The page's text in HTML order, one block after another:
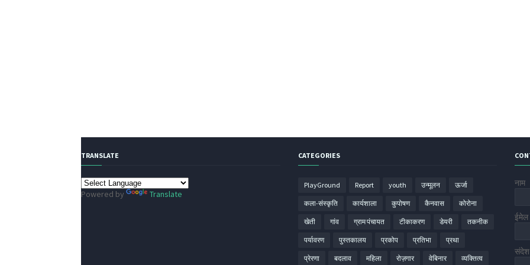
TRANSLATE
Powered by Translate
CATEGORIES
PlayGround Report youth उन्मूलन ऊर्जा
कला-संस्कृति कार्यशाला कुपोषण कैनवास कोरोना
खेती गांव ग्राम पंचायत टीकाकरण डेयरी तकनीक
पर्यावरण पुस्तकालय प्रकोप प्रतिभा प्रथा
प्रेरणा बदलाव महिला रोज़गार वेबिनार व्यक्तित्व
नाम
ईमेल
संदेश